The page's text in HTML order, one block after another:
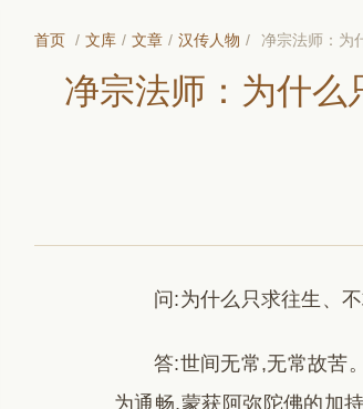
首页 / 文库 / 文章 / 汉传人物 / 净宗法师：为
净宗法师：为什么
问:为什么只求往生、
答:世间无常,无常故苦
为通畅,蒙获阿弥陀佛的加